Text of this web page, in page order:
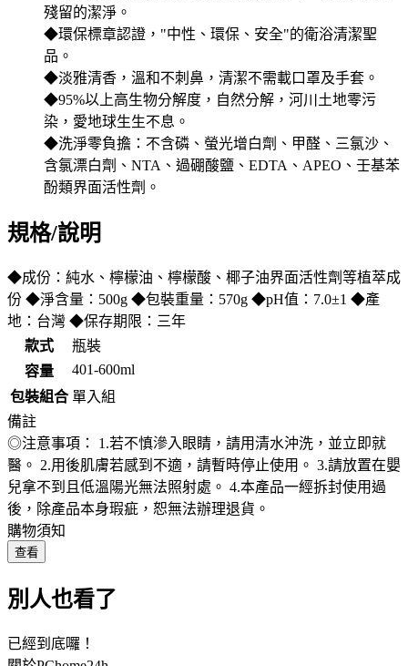
殘留的潔淨。
◆環保標章認證，"中性、環保、安全"的衛浴清潔聖
品。
◆淡雅清香，溫和不刺鼻，清潔不需載口罩及手套。
◆95%以上高生物分解度，自然分解，河川土地零污
染，愛地球生生不息。
◆洗淨零負擔：不含磷、螢光增白劑、甲醛、三氯沙、
含氯漂白劑、NTA、過硼酸鹽、EDTA、APEO、壬基苯
酚類界面活性劑。
規格/說明
◆成份：純水、檸檬油、檸檬酸、椰子油界面活性劑等植萃成
份 ◆淨含量：500g ◆包裝重量：570g ◆pH值：7.0±1 ◆產
地：台灣 ◆保存期限：三年
款式
瓶裝
容量
401-600ml
包裝組合 單入組
備註
◎注意事項： 1.若不慎滲入眼睛，請用清水沖洗，並立即就
醫。 2.用後肌膚若感到不適，請暫時停止使用。 3.請放置在嬰
兒拿不到且低溫陽光無法照射處。 4.本產品一經拆封使用過
後，除產品本身瑕疵，恕無法辦理退貨。
購物須知
查看
別人也看了
已經到底囉！